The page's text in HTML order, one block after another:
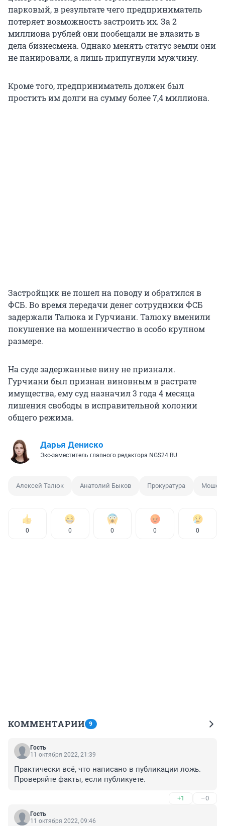
парковый, в результате чего предприниматель
потеряет возможность застроить их. За 2
миллиона рублей они пообещали не влазить в
дела бизнесмена. Однако менять статус земли они
не панировали, а лишь припугнули мужчину.
Кроме того, предприниматель должен был
простить им долги на сумму более 7,4 миллиона.
Застройщик не пошел на поводу и обратился в
ФСБ. Во время передачи денег сотрудники ФСБ
задержали Талюка и Гурчиани. Талюку вменили
покушение на мошенничество в особо крупном
размере.
На суде задержанные вину не признали.
Гурчиани был признан виновным в растрате
имущества, ему суд назначил 3 года 4 месяца
лишения свободы в исправительной колонии
общего режима.
Дарья Дениско
Экс-заместитель главного редактора NGS24.RU
Алексей Талюк Анатолий Быков Прокуратура
0 0 0 0 0
КОММЕНТАРИИ 9
Гость
11 октября 2022, 21:39
Практически всё, что написано в публикации ложь.
Проверяйте факты, если публикуете.
+1 –0
Гость
11 октября 2022, 09:46